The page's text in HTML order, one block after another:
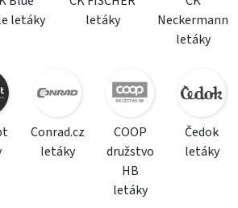
letáky
letáky
Neckermann
letáky
Conrad.cz
letáky
COOP
družstvo
HB
letáky
Čedok
letáky